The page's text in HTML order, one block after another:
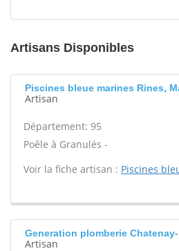
Artisans Disponibles
Piscines bleue marines Rines,
Artisan
Département: 95
Poêle à Granulés -
Voir la fiche artisan : Piscines
Generation plomberie
Artisan